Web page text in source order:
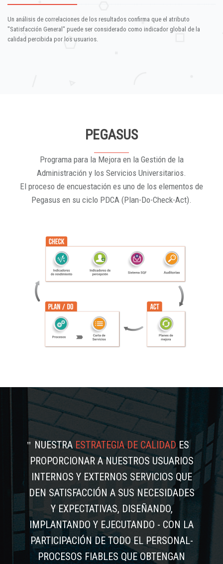
Un análisis de correlaciones de los resultados confirma que el atributo
"Satisfacción General" puede ser considerado como indicador global de la
calidad percibida por los usuarios.
PEGASUS
Programa para la Mejora en la Gestión de la
Administración y los Servicios Universitarios.
El proceso de encuestación es uno de los elementos de
Pegasus en su ciclo PDCA (Plan-Do-Check-Act).
NUESTRAESTRATEGIA DE CALIDADES
PROPORCIONAR A NUESTROS USUARIOS
INTERNOS Y EXTERNOS SERVICIOS QUE
DEN SATISFACCIÓN A SUS NECESIDADES
Y EXPECTATIVAS, DISEÑANDO,
IMPLANTANDO Y EJECUTANDO - CON LA
PARTICIPACIÓN DE TODO EL PERSONAL-
PROCESOS FIABLES QUE OBTENGAN